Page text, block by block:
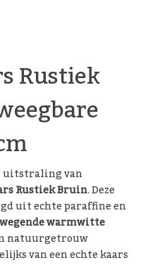
Rustiek
uitstraling van
Rustiek Bruin. Deze
uit echte paraffine en
warmwitte
natuurgetrouw
van een echte kaars